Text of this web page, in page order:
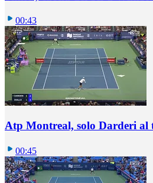
00:43
Atp Montreal, solo Darderi
00:45